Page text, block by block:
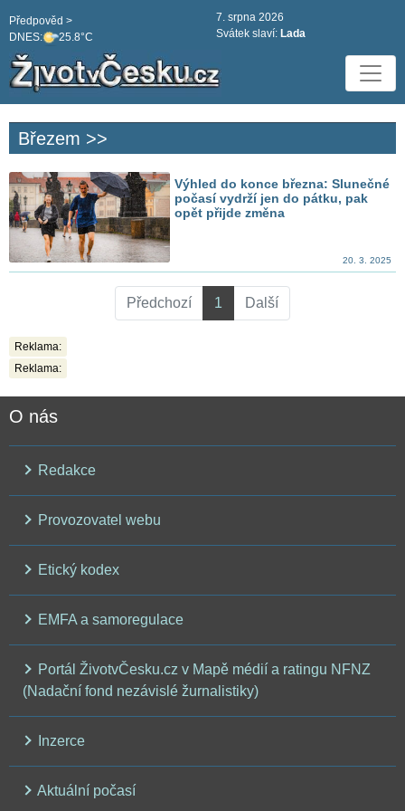
DNES: 25.8°C
Předpověd >
7. srpna 2026
Svátek slaví: Lada
Březem >>
Výhled do konce března: Slunečné
počasí vydrží jen do pátku, pak
opět přijde změna
20. 3. 2025
Předchozí 1 Další
Reklama:
Reklama:
O nás
Redakce
Provozovatel webu
Etický kodex
EMFA a samoregulace
Portál ŽivotvČesku.cz v Mapě médií a ratingu NFNZ
(Nadační fond nezávislé žurnalistiky)
Inzerce
Aktuální počasí